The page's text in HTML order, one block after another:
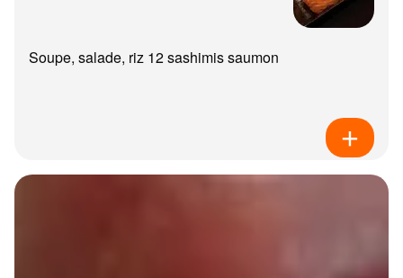
Soupe, salade, riz 12 sashimis saumon